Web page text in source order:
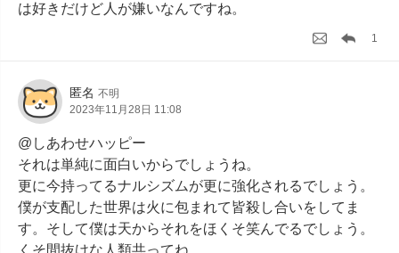
は好きだけど人が嫌いなんですね。
1
匿名 不明
2023年11月28日 11:08
@しあわせハッピー
それは単純に面白いからでしょうね。
更に今持ってるナルシズムが更に強化されるでしょう。
僕が支配した世界は火に包まれて皆殺し合いをしてま
す。そして僕は天からそれをほくそ笑んでるでしょう。
くそ間抜けな人類共ってね。